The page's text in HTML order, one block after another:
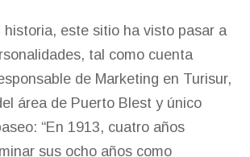
historia, este sitio ha visto pasar a
tal como cuenta
de Marketing en Turisur,
área de Puerto Blest y único
“En 1913, cuatro años
sus ocho años como